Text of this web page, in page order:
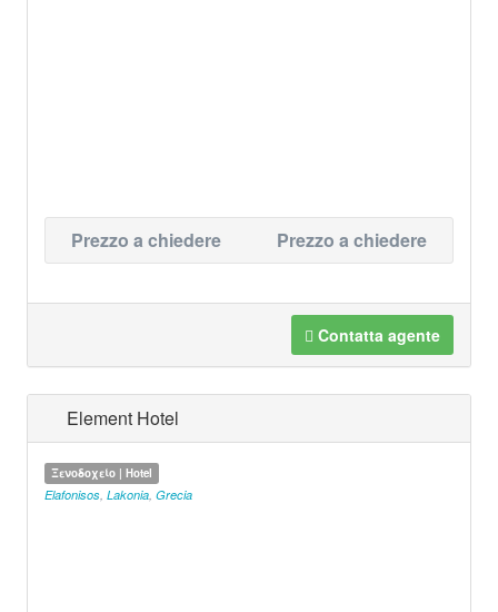
Prezzo a chiedere Prezzo a chiedere
Contatta agente
Element Hotel
Ξενοδοχείο | Hotel
Elafonisos, Lakonia, Grecia